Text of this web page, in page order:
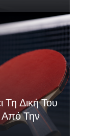
Τη Δική Του
Από Την